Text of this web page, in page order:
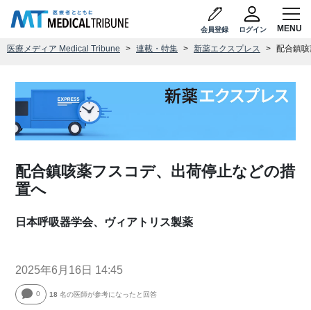
会員登録 ログイン
医療メディア Medical Tribune 連載・特集 新薬エクスプレス 配合鎮
配合鎮咳薬フスコデ、出荷停止などの措
置へ
日本呼吸器学会、ヴィアトリス製薬
2025年6月16日 14:45
0 18 名の医師が参考になったと回答